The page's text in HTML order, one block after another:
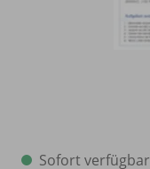
Sofort verfügbar